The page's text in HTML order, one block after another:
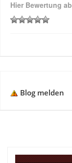
Hier Bewertung
Blog melden